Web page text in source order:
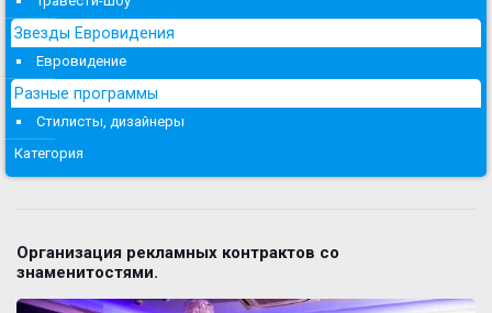
Звезды Евровидения
Евровидение
Разные программы
Стилисты, дизайнеры
Категория
Организация рекламных контрактов со
знаменитостями.